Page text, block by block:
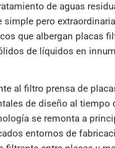
de aguas
pero
que albergan placas
de líquidos en
al filtro prensa de
de diseño al tiempo
se remonta a
entornos de